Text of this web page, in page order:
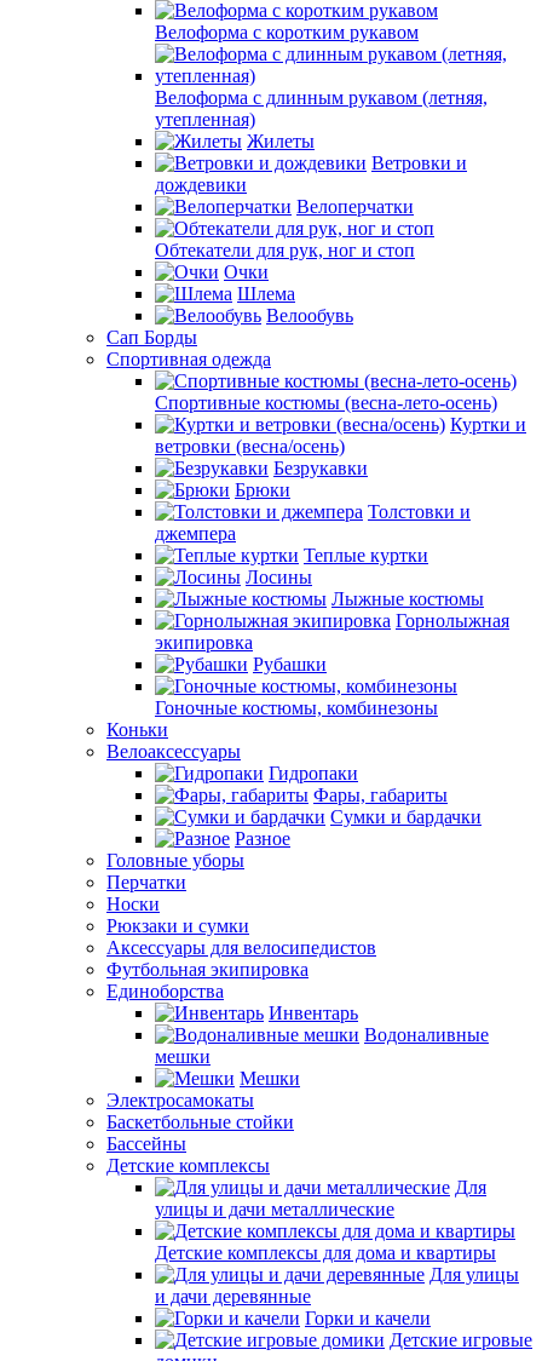
Велоформа с коротким рукавом
Велоформа с длинным рукавом (летняя,
утепленная)
Жилеты
Ветровки и
дождевики
Велоперчатки
Обтекатели для рук, ног и стоп
Очки
Шлема
Велообувь
Сап Борды
Спортивная одежда
Спортивные костюмы (весна-лето-осень)
Куртки и
ветровки (весна/осень)
Безрукавки
Брюки
Толстовки и
джемпера
Теплые куртки
Лосины
Лыжные костюмы
Горнолыжная
экипировка
Рубашки
Гоночные костюмы, комбинезоны
Коньки
Велоаксессуары
Гидропаки
Фары, габариты
Сумки и бардачки
Разное
Головные уборы
Перчатки
Носки
Рюкзаки и сумки
Аксессуары для велосипедистов
Футбольная экипировка
Единоборства
Инвентарь
Водоналивные
мешки
Мешки
Электросамокаты
Баскетбольные стойки
Бассейны
Детские комплексы
Для
улицы и дачи металлические
Детские комплексы для дома и квартиры
Для улицы
и дачи деревянные
Горки и качели
Детские игровые